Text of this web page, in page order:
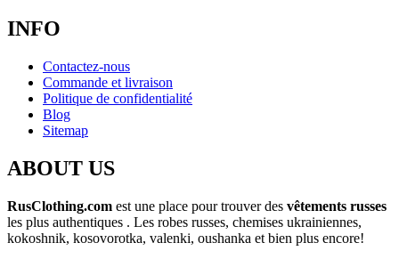
INFO
Contactez-nous
Commande et livraison
Politique de confidentialité
Blog
Sitemap
ABOUT US
RusClothing.com est une place pour trouver des vêtements russes
les plus authentiques . Les robes russes, chemises ukrainiennes,
kokoshnik, kosovorotka, valenki, oushanka et bien plus encore!